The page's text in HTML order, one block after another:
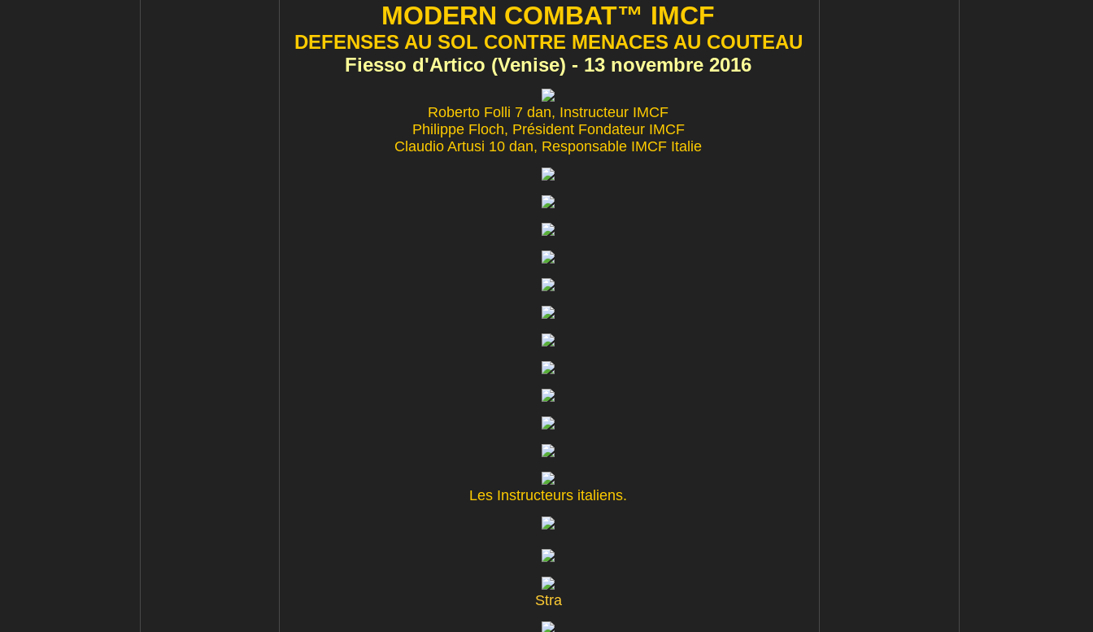
MODERN COMBAT™ IMCF
DEFENSES AU SOL CONTRE MENACES AU COUTEAU
Fiesso d'Artico (Venise) - 13 novembre 2016
Roberto Folli 7 dan, Instructeur IMCF
Philippe Floch, Président Fondateur IMCF
Claudio Artusi 10 dan, Responsable IMCF Italie
Les Instructeurs italiens.
Stra